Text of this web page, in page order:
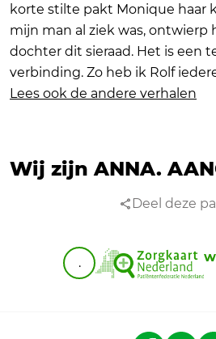
korte stilte pakt Monique haar
mijn man al ziek was, ontwierp
dochter dit sieraad. Het is een
verbinding. Zo heb ik Rolf
Lees ook de andere verhalen
Wij zijn ANNA.
Deel deze
.